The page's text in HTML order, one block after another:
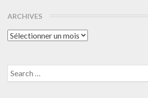
ARCHIVES
Archives
Search
for: